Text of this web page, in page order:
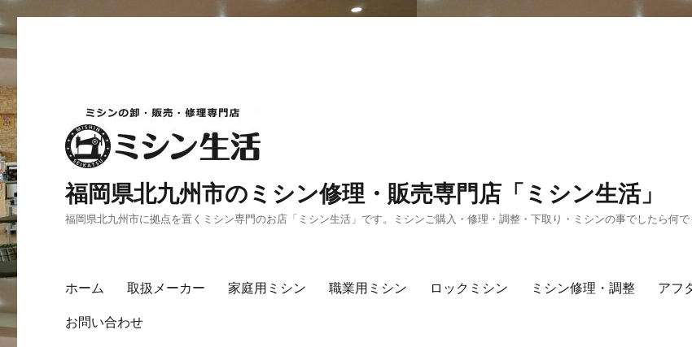
福岡県北九州市のミシン修理・販売専門店「ミシン生活」
福岡県北九州市に拠点を置くミシン専門のお店「ミシン生活」です。ミシンご購入・修理・調整・下取り・ミシンの事でしたら何で
ホーム 取扱メーカー 家庭用ミシン 職業用ミシン ロックミシン ミシン修理・調整 アフ
お問い合わせ